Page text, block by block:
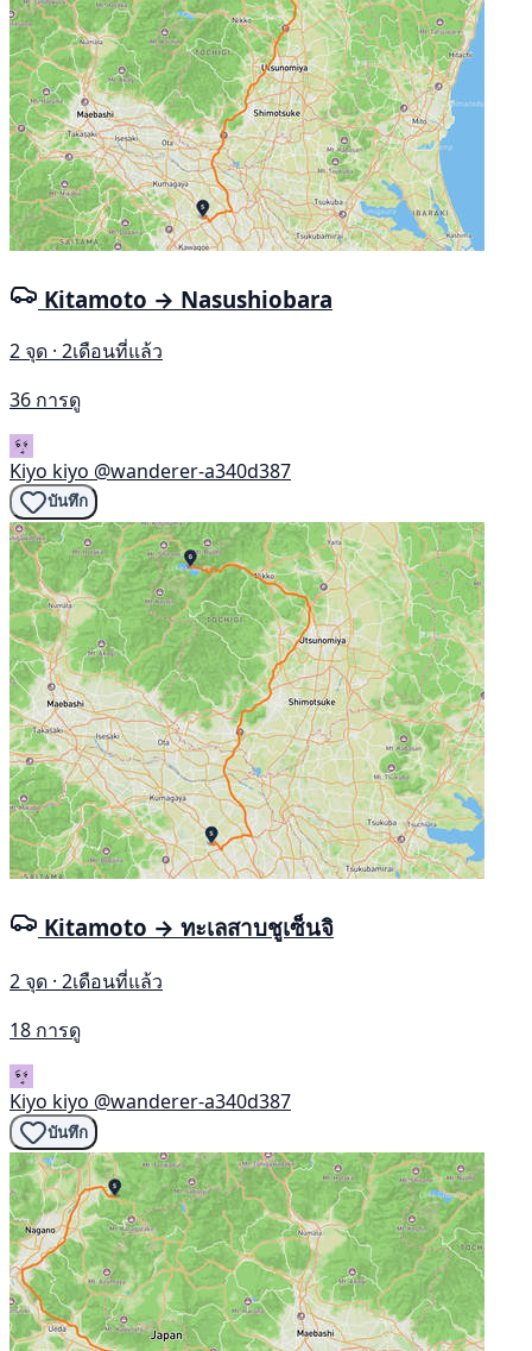
Kitamoto → Nasushiobara
2 จุด · 2เดือนที่แล้ว
36 การดู
Kiyo kiyo @wanderer-a340d387
บันทึก
Kitamoto → ทะเลสาบชูเซ็นจิ
2 จุด · 2เดือนที่แล้ว
18 การดู
Kiyo kiyo @wanderer-a340d387
บันทึก